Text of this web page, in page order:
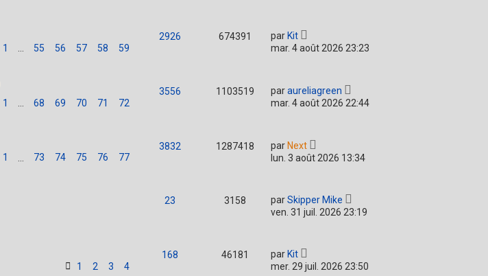
1 … 55 56 57 58 59
2926 674391 par Kit
mar. 4 août 2026 23:23
1 68 69 70 71 72
3556 1103519 paraureliagreen
mar. 4 août 2026 22:44
1 73 74 75 76 77
3832 1287418 parNext
lun. 3 août 2026 13:34
23 3158 parSkipper Mike
ven. 31 juil. 2026 23:19
1 2 3 4
168 46181 par Kit
mer. 29 juil. 2026 23:50